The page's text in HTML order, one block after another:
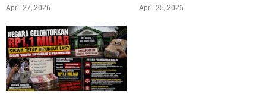
April 27, 2026 April 25, 2026